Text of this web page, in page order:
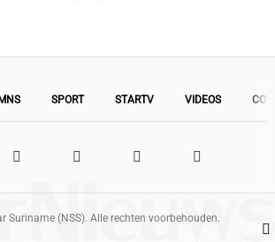
SPORT STARTV VIDEOS
Suriname (NSS). Alle rechten voorbehouden.